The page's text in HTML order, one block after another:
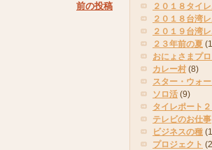
前の投稿
２０１８タイ
２０１８台湾
２０１９台湾
２３年前の夏
おにょさまプ
カレー村 (8)
スター・ウォ
ソロ活 (9)
タイレポート
テレビのお仕事
ビジネスの種
プロジェクト